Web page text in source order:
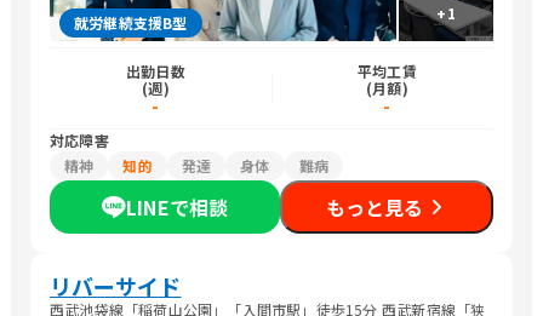
+1
就労継続支援B型
出勤日数
(週)
-
平均工賃
(月額)
-
対応障害
精神
知的 発達 身体 難病
LINEで相談 もっと見る
リバーサイド
西武池袋線「稲荷山公園」「入間市駅」徒歩15分 西武新宿線「狭